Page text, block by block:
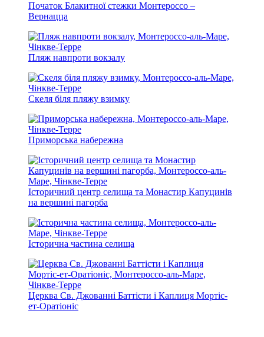
Початок Блакитної стежки Монтероссо –
Вернацца
Пляж навпроти вокзалу
Скеля біля пляжу взимку
Приморська набережна
Історичний центр селища та Монастир Капуцинів
на вершині пагорба
Історична частина селища
Церква Св. Джованні Баттісти і Каплиця Мортіс-
ет-Оратіоніс